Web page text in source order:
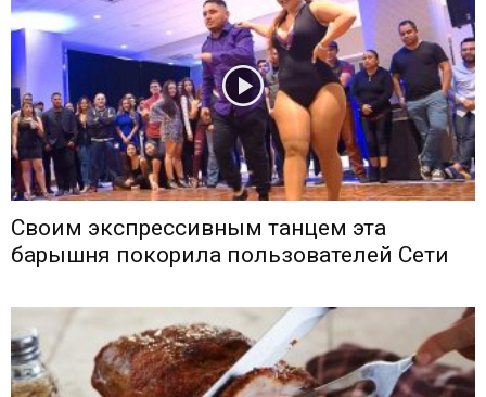
Своим экспрессивным танцем эта
барышня покорила пользователей Сети